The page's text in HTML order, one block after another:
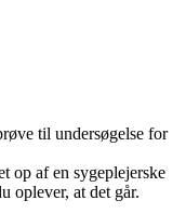
til undersøgelse for
op af en sygeplejerske
oplever, at det går.